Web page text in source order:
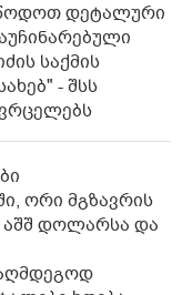
დეტალური
საქმის
- შსს
ორი მგზავრის
აშშ დოლარსა და